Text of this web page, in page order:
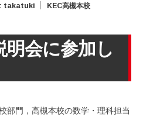
takatuki KEC高槻本校
明会に参加し
部門，高槻本校の数学・理科担当